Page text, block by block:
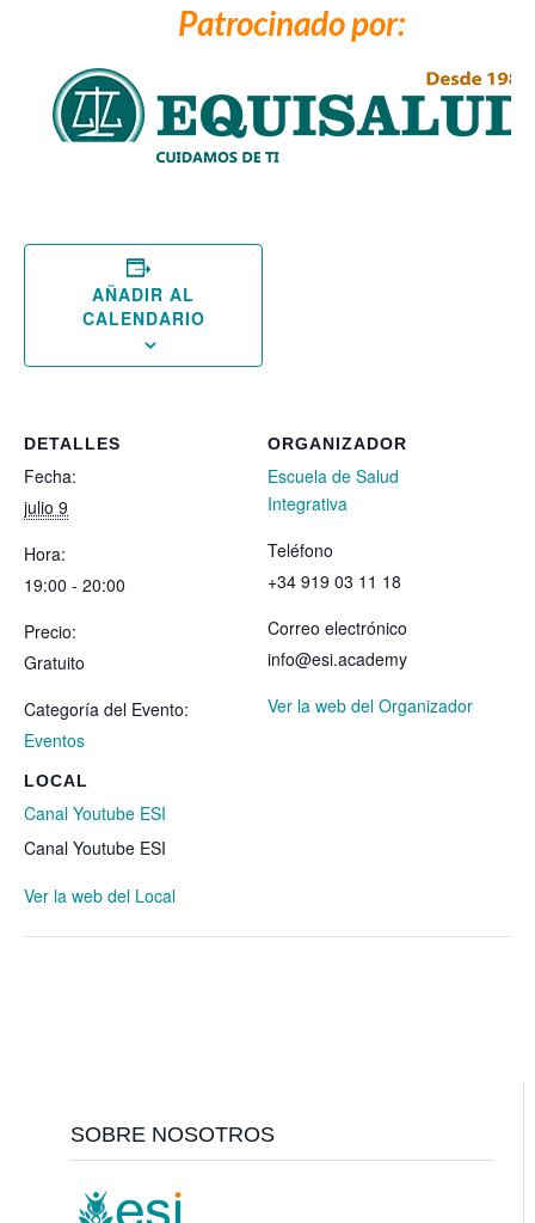
Patrocinado por:
AÑADIR AL
CALENDARIO
DETALLES
Fecha:
julio 9
Hora:
19:00 - 20:00
Precio:
Gratuito
Categoría del Evento:
Eventos
LOCAL
Canal Youtube ESI
Canal Youtube ESI
Ver la web del Local
ORGANIZADOR
Escuela de Salud
Integrativa
Teléfono
+34 919 03 11 18
Correo electrónico
info@esi.academy
Ver la web del Organizador
SOBRE NOSOTROS